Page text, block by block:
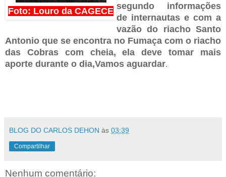
Foto: Louro da CAGECE segundo informações
de internautas e com a
vazão do riacho Santo
Antonio que se encontra no Fumaça com o riacho
das Cobras com cheia, ela deve tomar mais
aporte durante o dia,Vamos aguardar.
BLOG DO CARLOS DEHON às 03:39
Compartilhar
Nenhum comentário: